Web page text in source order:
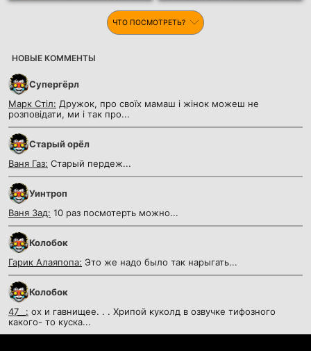
ЧТО ПОСМОТРЕТЬ?
НОВЫЕ КОММЕНТЫ
Супергёрл
Марк Стіл: Дружок, про своїх мамаш і жінок можеш не
розповідати, ми і так про...
Старый орёл
Ваня Газ: Старый пердеж...
Уинтроп
Ваня Зад: 10 раз посмотерть можно...
Колобок
Гарик Алаяпопа: Это же надо было так нарыгать...
Колобок
47__: ох и гавнищее. . . Хрипой куколд в озвучке тифозного
какого- то куска...